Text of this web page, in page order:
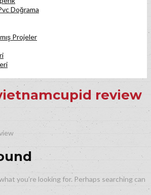
Doğrama
Projeler
review
you’re looking for. Perhaps searching can